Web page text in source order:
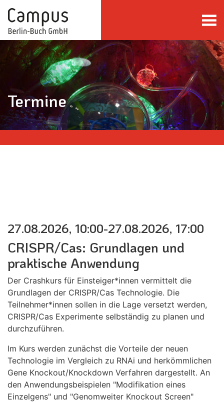
direkt zum Inhalt springen
Termine
27.08.2026, 10:00-27.08.2026, 17:00
CRISPR/Cas: Grundlagen und
praktische Anwendung
Der Crashkurs für Einsteiger*innen vermittelt die
Grundlagen der CRISPR/Cas Technologie. Die
Teilnehmer*innen sollen in die Lage versetzt werden,
CRISPR/Cas Experimente selbständig zu planen und
durchzuführen.
Im Kurs werden zunächst die Vorteile der neuen
Technologie im Vergleich zu RNAi und herkömmlichen
Gene Knockout/Knockdown Verfahren dargestellt. An
den Anwendungsbeispielen "Modifikation eines
Einzelgens" und "Genomweiter Knockout Screen"